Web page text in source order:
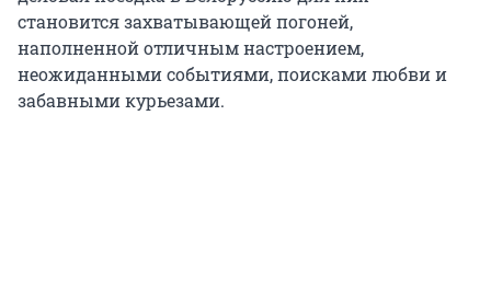
становится захватывающей погоней,
наполненной отличным настроением,
неожиданными событиями, поисками любви и
забавными курьезами.